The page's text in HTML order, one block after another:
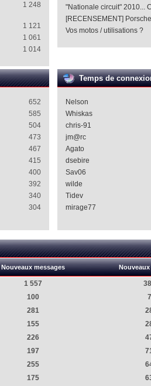
1 248
1 121
1 061
1 014
"Nationale circuit" 2010...
[RECENSEMENT]
Vos motos / utilisations ?
652
585
504
473
467
415
400
392
340
304
Temps de
Nelson
Whiskas
chris-91
jm@rc
Agato
dsebire
Sav06
wilde
Tidev
mirage77
Nouveaux messages
1 557
100 7
281
155
226
197
255
175